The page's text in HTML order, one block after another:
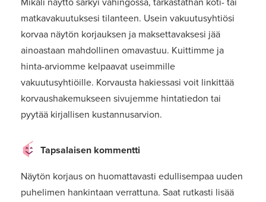
Mikäli näyttö särkyi vahingossa, tarkastathan koti- tai
matkavakuutuksesi tilanteen. Usein vakuutusyhtiösi
korvaa näytön korjauksen ja maksettavaksesi jää
ainoastaan mahdollinen omavastuu. Kuittimme ja
hinta-arviomme kelpaavat useimmille
vakuutusyhtiöille. Korvausta hakiessasi voit linkittää
korvaushakemukseen sivujemme hintatiedon tai
pyytää kirjallisen kustannusarvion.
Tapsalaisen kommentti
Näytön korjaus on huomattavasti edullisempaa uuden
puhelimen hankintaan verrattuna. Saat rutkasti lisää